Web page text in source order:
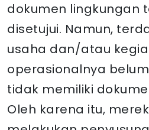
dokumen lingkungan
disetujui. Namun,
usaha dan/atau
operasionalnya
tidak memiliki
Oleh karena itu,